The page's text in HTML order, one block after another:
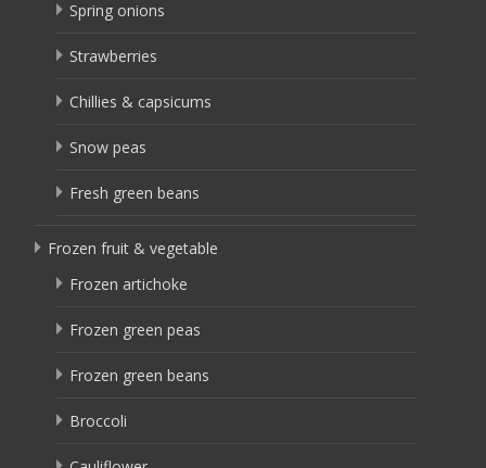
Spring onions
Strawberries
Chillies & capsicums
Snow peas
Fresh green beans
Frozen fruit & vegetable
Frozen artichoke
Frozen green peas
Frozen green beans
Broccoli